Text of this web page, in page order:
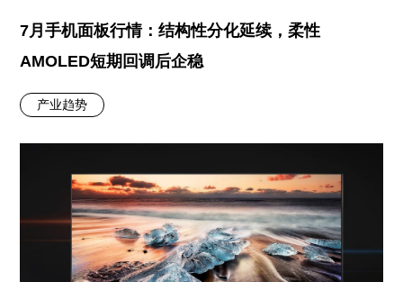
7月手机面板行情：结构性分化延续，柔性
AMOLED短期回调后企稳
产业趋势